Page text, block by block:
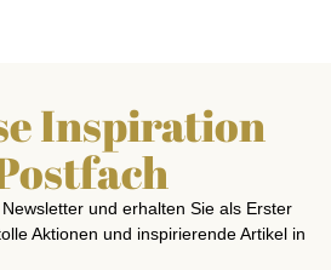
Inspiration
und erhalten Sie als Erster
Aktionen und inspirierende Artikel in